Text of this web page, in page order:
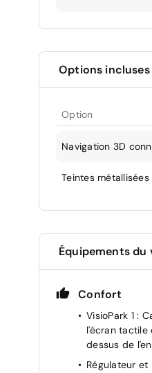
Options incluses
Option
Navigation 3D
Teintes métallisées
Équipements du
Confort
VisioPark 1 :
l'écran tactile
dessus de
Régulateur